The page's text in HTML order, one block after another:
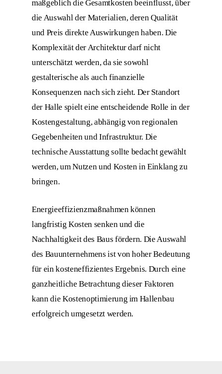
maßgeblich die Gesamtkosten beeinflusst, über
die Auswahl der Materialien, deren Qualität
und Preis direkte Auswirkungen haben. Die
Komplexität der Architektur darf nicht
unterschätzt werden, da sie sowohl
gestalterische als auch finanzielle
Konsequenzen nach sich zieht. Der Standort
der Halle spielt eine entscheidende Rolle in der
Kostengestaltung, abhängig von regionalen
Gegebenheiten und Infrastruktur. Die
technische Ausstattung sollte bedacht gewählt
werden, um Nutzen und Kosten in Einklang zu
bringen.
Energieeffizienzmaßnahmen können
langfristig Kosten senken und die
Nachhaltigkeit des Baus fördern. Die Auswahl
des Bauunternehmens ist von hoher Bedeutung
für ein kosteneffizientes Ergebnis. Durch eine
ganzheitliche Betrachtung dieser Faktoren
kann die Kostenoptimierung im Hallenbau
erfolgreich umgesetzt werden.